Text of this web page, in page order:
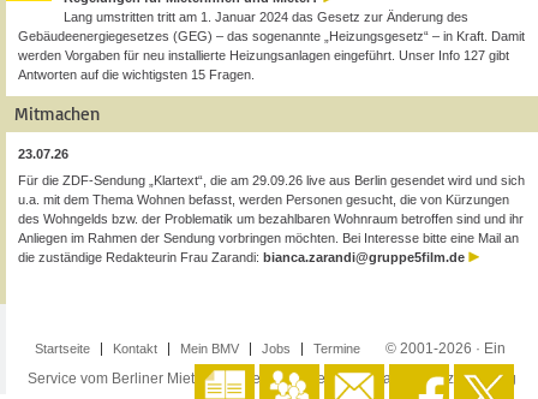
Lang umstritten tritt am 1. Januar 2024 das Gesetz zur Änderung des
Gebäudeenergiegesetzes (GEG) – das sogenannte „Heizungsgesetz“ – in Kraft. Damit
werden Vorgaben für neu installierte Heizungsanlagen eingeführt. Unser Info 127 gibt
Antworten auf die wichtigsten 15 Fragen.
Mitmachen
23.07.26
Für die ZDF-Sendung „Klartext“, die am 29.09.26 live aus Berlin gesendet wird und sich
u.a. mit dem Thema Wohnen befasst, werden Personen gesucht, die von Kürzungen
des Wohngelds bzw. der Problematik um bezahlbaren Wohnraum betroffen sind und ihr
Anliegen im Rahmen der Sendung vorbringen möchten. Bei Interesse bitte eine Mail an
die zuständige Redakteurin Frau Zarandi: bianca.zarandi@gruppe5film.de
Startseite Kontakt Mein BMV Jobs Termine
© 2001-2026 · Ein
Service vom Berliner Mieterverein e.V. ·Impressum·Datenschutzerklärung